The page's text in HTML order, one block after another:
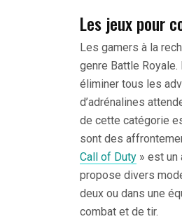
Les jeux pour
Les gamers à la
genre Battle
éliminer tous les
d’adrénalines
de cette catégorie
sont des
Call of Duty » est un
propose divers
deux ou dans une
combat et de tir.